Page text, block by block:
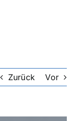
Zurück Vor